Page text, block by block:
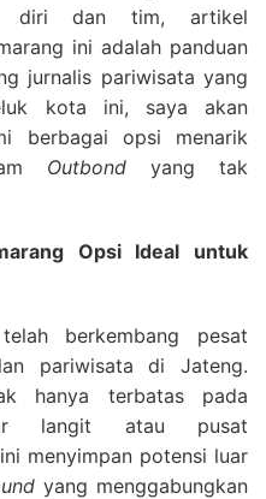
diri dan tim, artikel
ini adalah panduan
jurnalis pariwisata yang
kota ini, saya akan
berbagai opsi menarik
Outbond yang tak
Opsi Ideal untuk
berkembang pesat
pariwisata di Jateng.
hanya terbatas pada
langit atau pusat
menyimpan potensi luar
yang menggabungkan